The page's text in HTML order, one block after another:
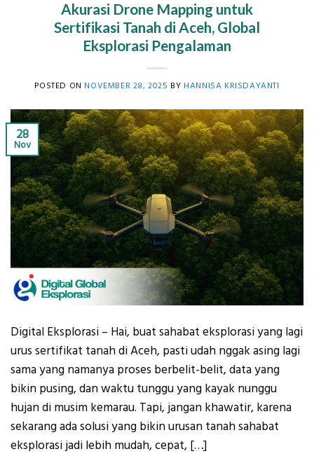
Akurasi Drone Mapping untuk
Sertifikasi Tanah di Aceh, Global
Eksplorasi Pengalaman
POSTED ON NOVEMBER 28, 2025 BY HANNISA KRISDAYANTI
28
Nov
Digital Eksplorasi – Hai, buat sahabat eksplorasi yang lagi
urus sertifikat tanah di Aceh, pasti udah nggak asing lagi
sama yang namanya proses berbelit-belit, data yang
bikin pusing, dan waktu tunggu yang kayak nunggu
hujan di musim kemarau. Tapi, jangan khawatir, karena
sekarang ada solusi yang bikin urusan tanah sahabat
eksplorasi jadi lebih mudah, cepat, […]